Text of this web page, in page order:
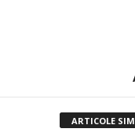
ARTICOLE